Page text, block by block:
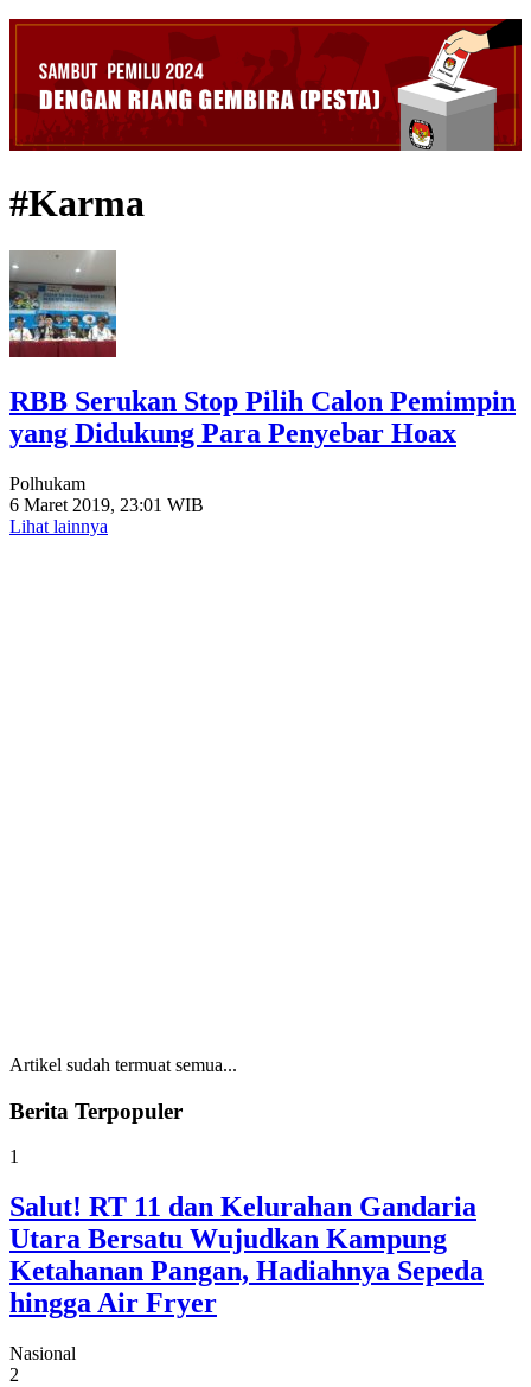
#Karma
RBB Serukan Stop Pilih Calon Pemimpin
yang Didukung Para Penyebar Hoax
Polhukam
6 Maret 2019, 23:01 WIB
Lihat lainnya
Artikel sudah termuat semua...
Berita Terpopuler
1
Salut! RT 11 dan Kelurahan Gandaria
Utara Bersatu Wujudkan Kampung
Ketahanan Pangan, Hadiahnya Sepeda
hingga Air Fryer
Nasional
2